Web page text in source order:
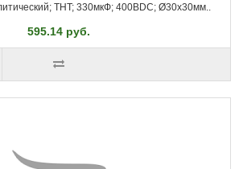
THT; 330мкФ; 400ВDC; Ø30x30мм..
595.14 руб.